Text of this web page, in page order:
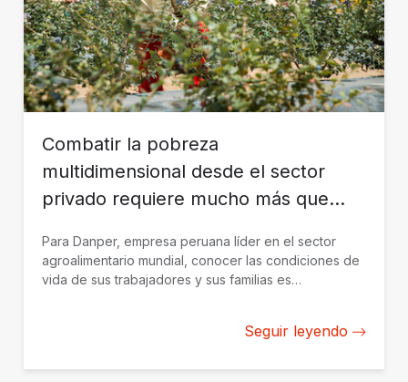
Combatir la pobreza
multidimensional desde el sector
privado requiere mucho más que
Para Danper, empresa peruana líder en el sector
agroalimentario mundial, conocer las condiciones de
vida de sus trabajadores y sus familias es
Seguir leyendo